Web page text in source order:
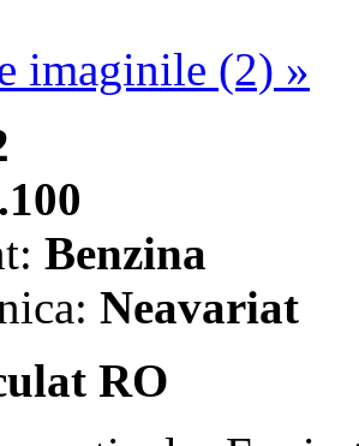
imaginile (2) »
Benzina
Neavariat
RO